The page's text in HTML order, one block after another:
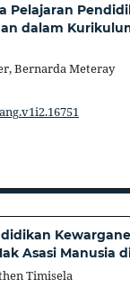
Pelajaran
dalam
Bernarda Meteray
Asasi Manusia
Timisela